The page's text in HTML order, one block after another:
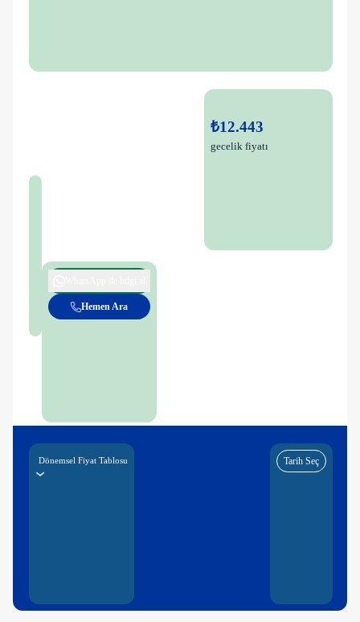
₺12.443
gecelik fiyatı
Hemen Ara
Dönemsel Fiyat Tablosu Tarih Seç